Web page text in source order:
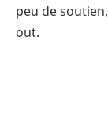
peu de
out.